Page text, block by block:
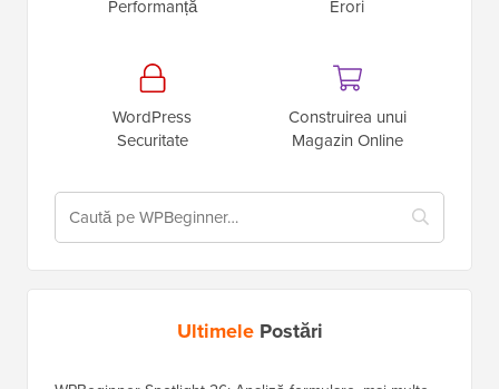
Performanță
Erori
WordPress
Securitate
Construirea unui
Magazin Online
UltimelePostări